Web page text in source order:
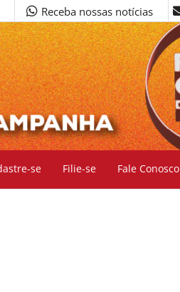
Receba nossas notícias
se Filie-se Fale Conosco